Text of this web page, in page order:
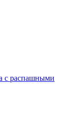
с распашными